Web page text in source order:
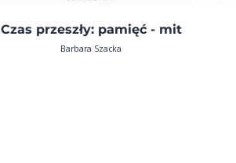
Czas przeszły: pamięć - mit
Barbara Szacka